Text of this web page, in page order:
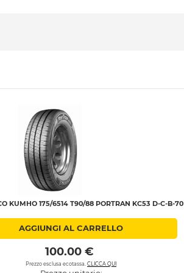
KUMHO 175/6514 T90/88 PORTRAN KC53 D-C-B-70
AGGIUNGI AL CARRELLO
100.00 €
Prezzo esclusa ecotassa. CLICCA QUI